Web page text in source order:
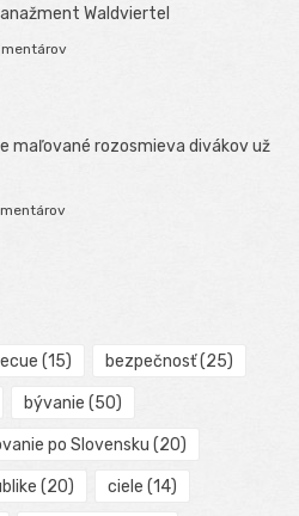
Waldviertel
maľované rozosmieva divákov už
(15) bezpečnosť(25)
bývanie (50)
po Slovensku (20)
(20) ciele (14)